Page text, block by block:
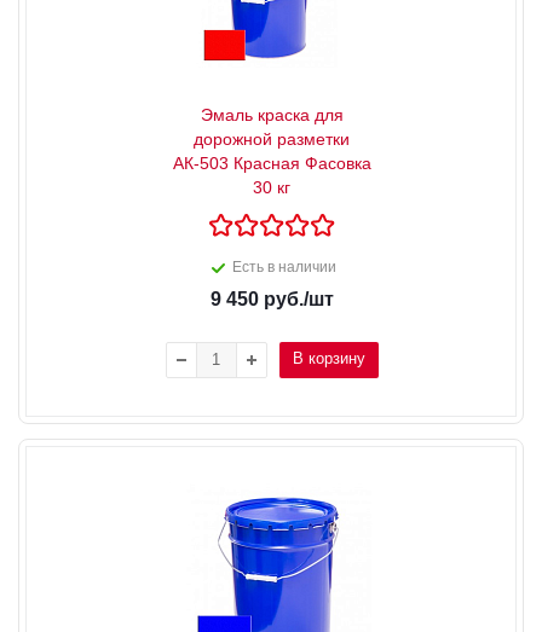
Эмаль краска для
дорожной разметки
АК-503 Красная Фасовка
30 кг
Есть в наличии
9 450руб./шт
В корзину